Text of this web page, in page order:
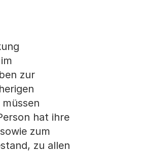
zur
hat ihre
zum
zu allen